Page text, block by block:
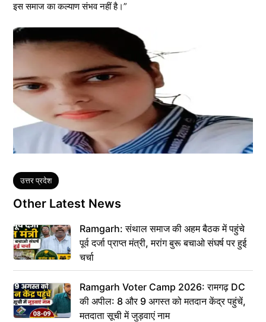
इस समाज का कल्याण संभव नहीं है।”
Tags
उत्तर प्रदेश
Other Latest News
Ramgarh: संथाल समाज की अहम बैठक में पहुंचे
पूर्व दर्जा प्राप्त मंत्री, मरांग बुरू बचाओ संघर्ष पर हुई
चर्चा
Ramgarh Voter Camp 2026: रामगढ़ DC
की अपील: 8 और 9 अगस्त को मतदान केंद्र पहुंचें,
मतदाता सूची में जुड़वाएं नाम